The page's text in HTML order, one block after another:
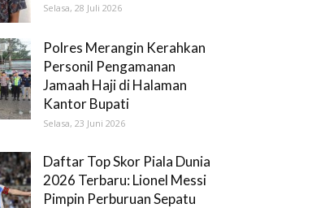
Selasa, 28 Juli 2026
Polres Merangin Kerahkan
Personil Pengamanan
Jamaah Haji di Halaman
Kantor Bupati
Selasa, 23 Juni 2026
Daftar Top Skor Piala Dunia
2026 Terbaru: Lionel Messi
Pimpin Perburuan Sepatu